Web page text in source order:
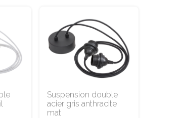
Suspension double
acier gris anthracite
mat